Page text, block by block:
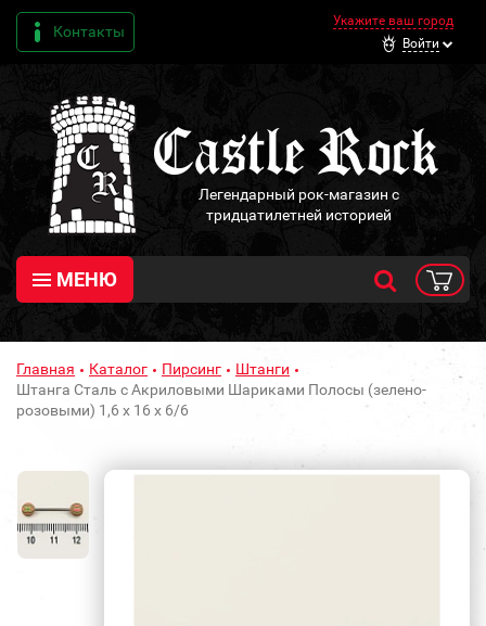
Контакты
Укажите ваш город
Войти
Легендарный рок-магазин с
тридцатилетней историей
МЕНЮ
Главная Каталог Пирсинг
Штанги
Штанга Сталь с Акриловыми Шариками Полосы (зелено-
розовыми) 1,6 х 16 х 6/6